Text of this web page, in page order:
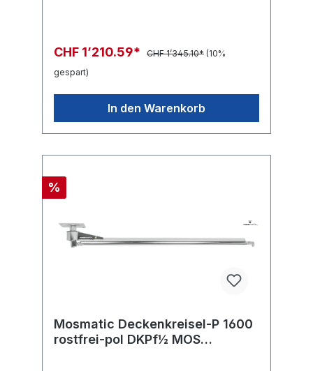
CHF 1’210.59* CHF 1’345.10* (10%
gespart)
In den Warenkorb
%
Mosmatic Deckenkreisel-P 1600
rostfrei-pol DKPf½ MOS